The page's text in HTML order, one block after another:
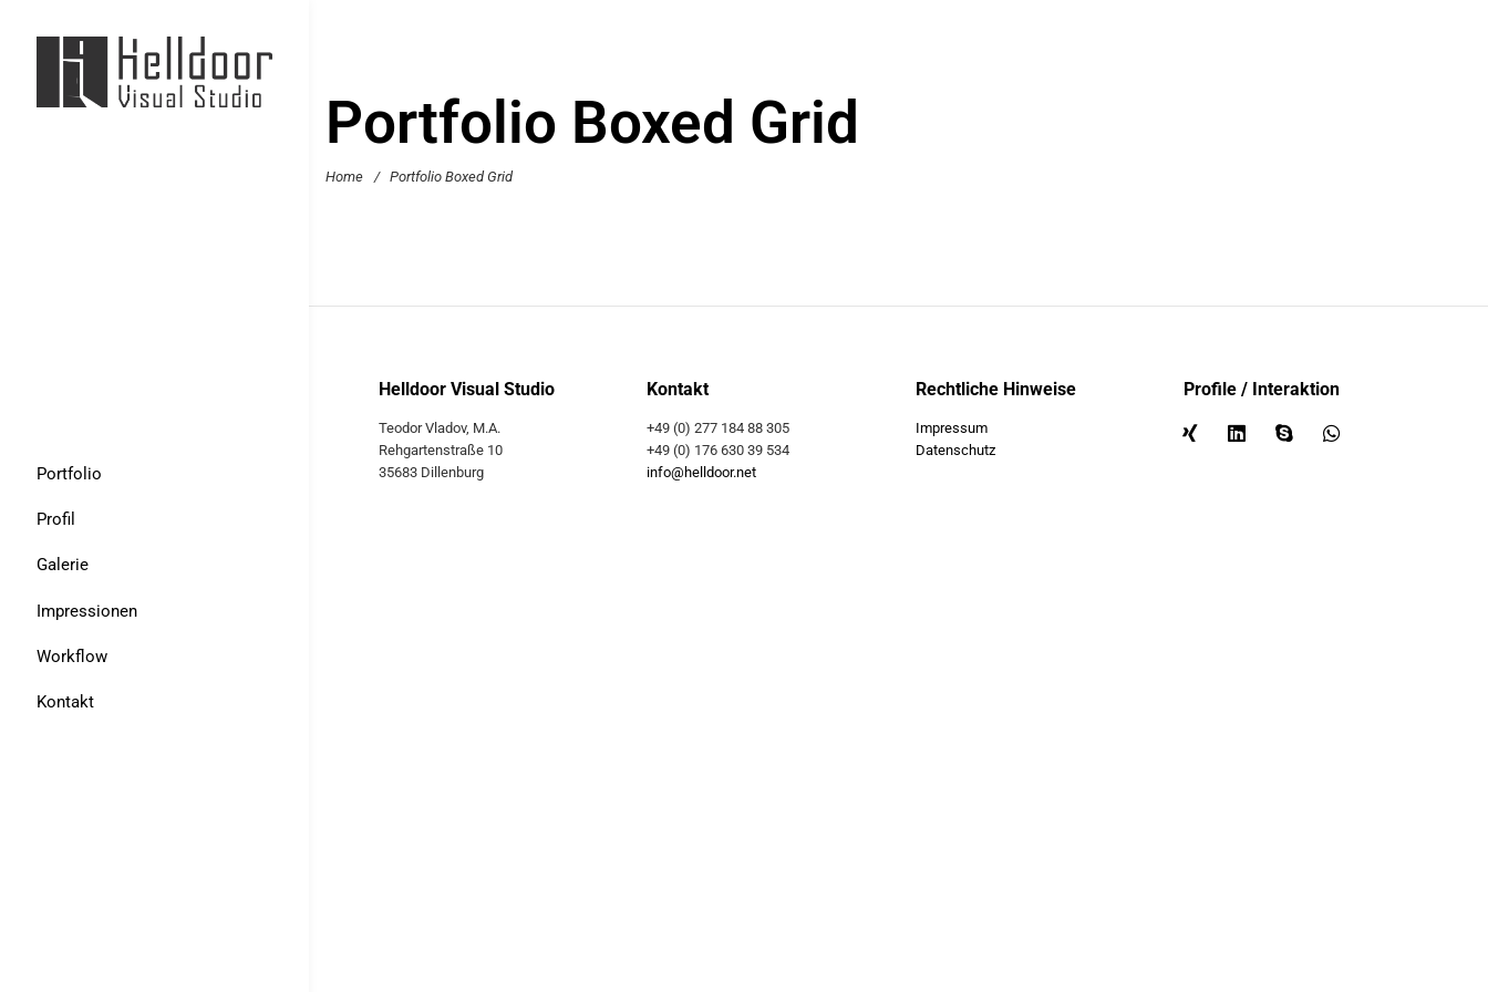
Portfolio
Profil
Galerie
Impressionen
Workflow
Kontakt
Portfolio Boxed Grid
Home / Portfolio Boxed Grid
Helldoor Visual Studio
Teodor Vladov, M.A.
Rehgartenstraße 10
35683 Dillenburg
Kontakt
+49 (0) 277 184 88 305
+49 (0) 176 630 39 534
info@helldoor.net
Rechtliche Hinweise
Impressum
Datenschutz
Profile / Interaktion